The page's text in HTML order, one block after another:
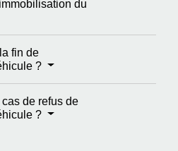
du
fin de
?
de refus de
?